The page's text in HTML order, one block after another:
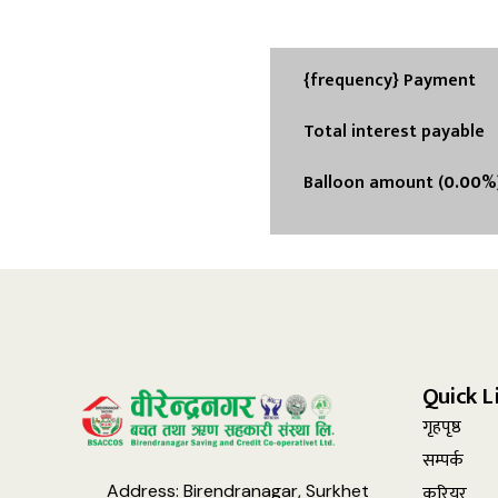
{frequency} Payment
Total interest payable
Balloon amount (0.00
Address: Birendranagar, Surkhet
Quick
गृहपृष्ठ
सम्पर्क